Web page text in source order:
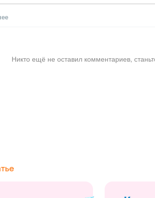
Никто ещё не оставил комментариев,